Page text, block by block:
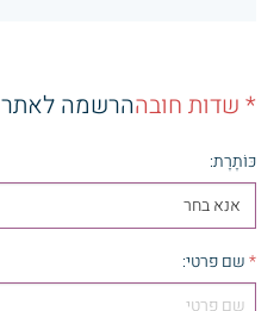
הרשמה לאתר* שדות חובה
כּוֹתֶרֶת:
*שם פרטי: